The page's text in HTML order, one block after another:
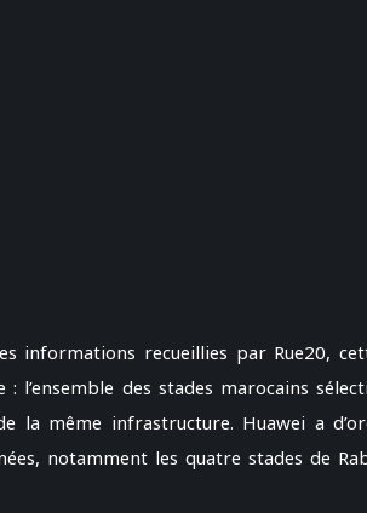
informations recueillies par Rue20,
: l’ensemble des stades marocains
la même infrastructure. Huawei a
notamment les quatre stades de